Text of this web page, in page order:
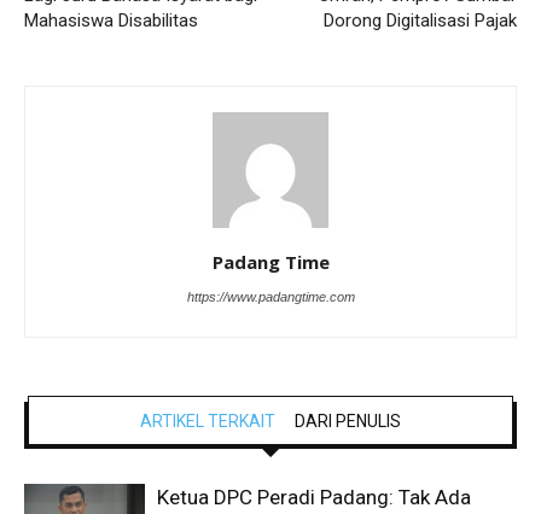
Mahasiswa Disabilitas
Dorong Digitalisasi Pajak
Padang Time
https://www.padangtime.com
ARTIKEL TERKAIT DARI PENULIS
Ketua DPC Peradi Padang: Tak Ada